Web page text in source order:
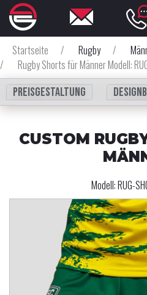
Startseite
/ Rugby /
/
Rugby Shorts für Männer Modell:
Preisgestaltung
CUSTOM
Modell:RUG-